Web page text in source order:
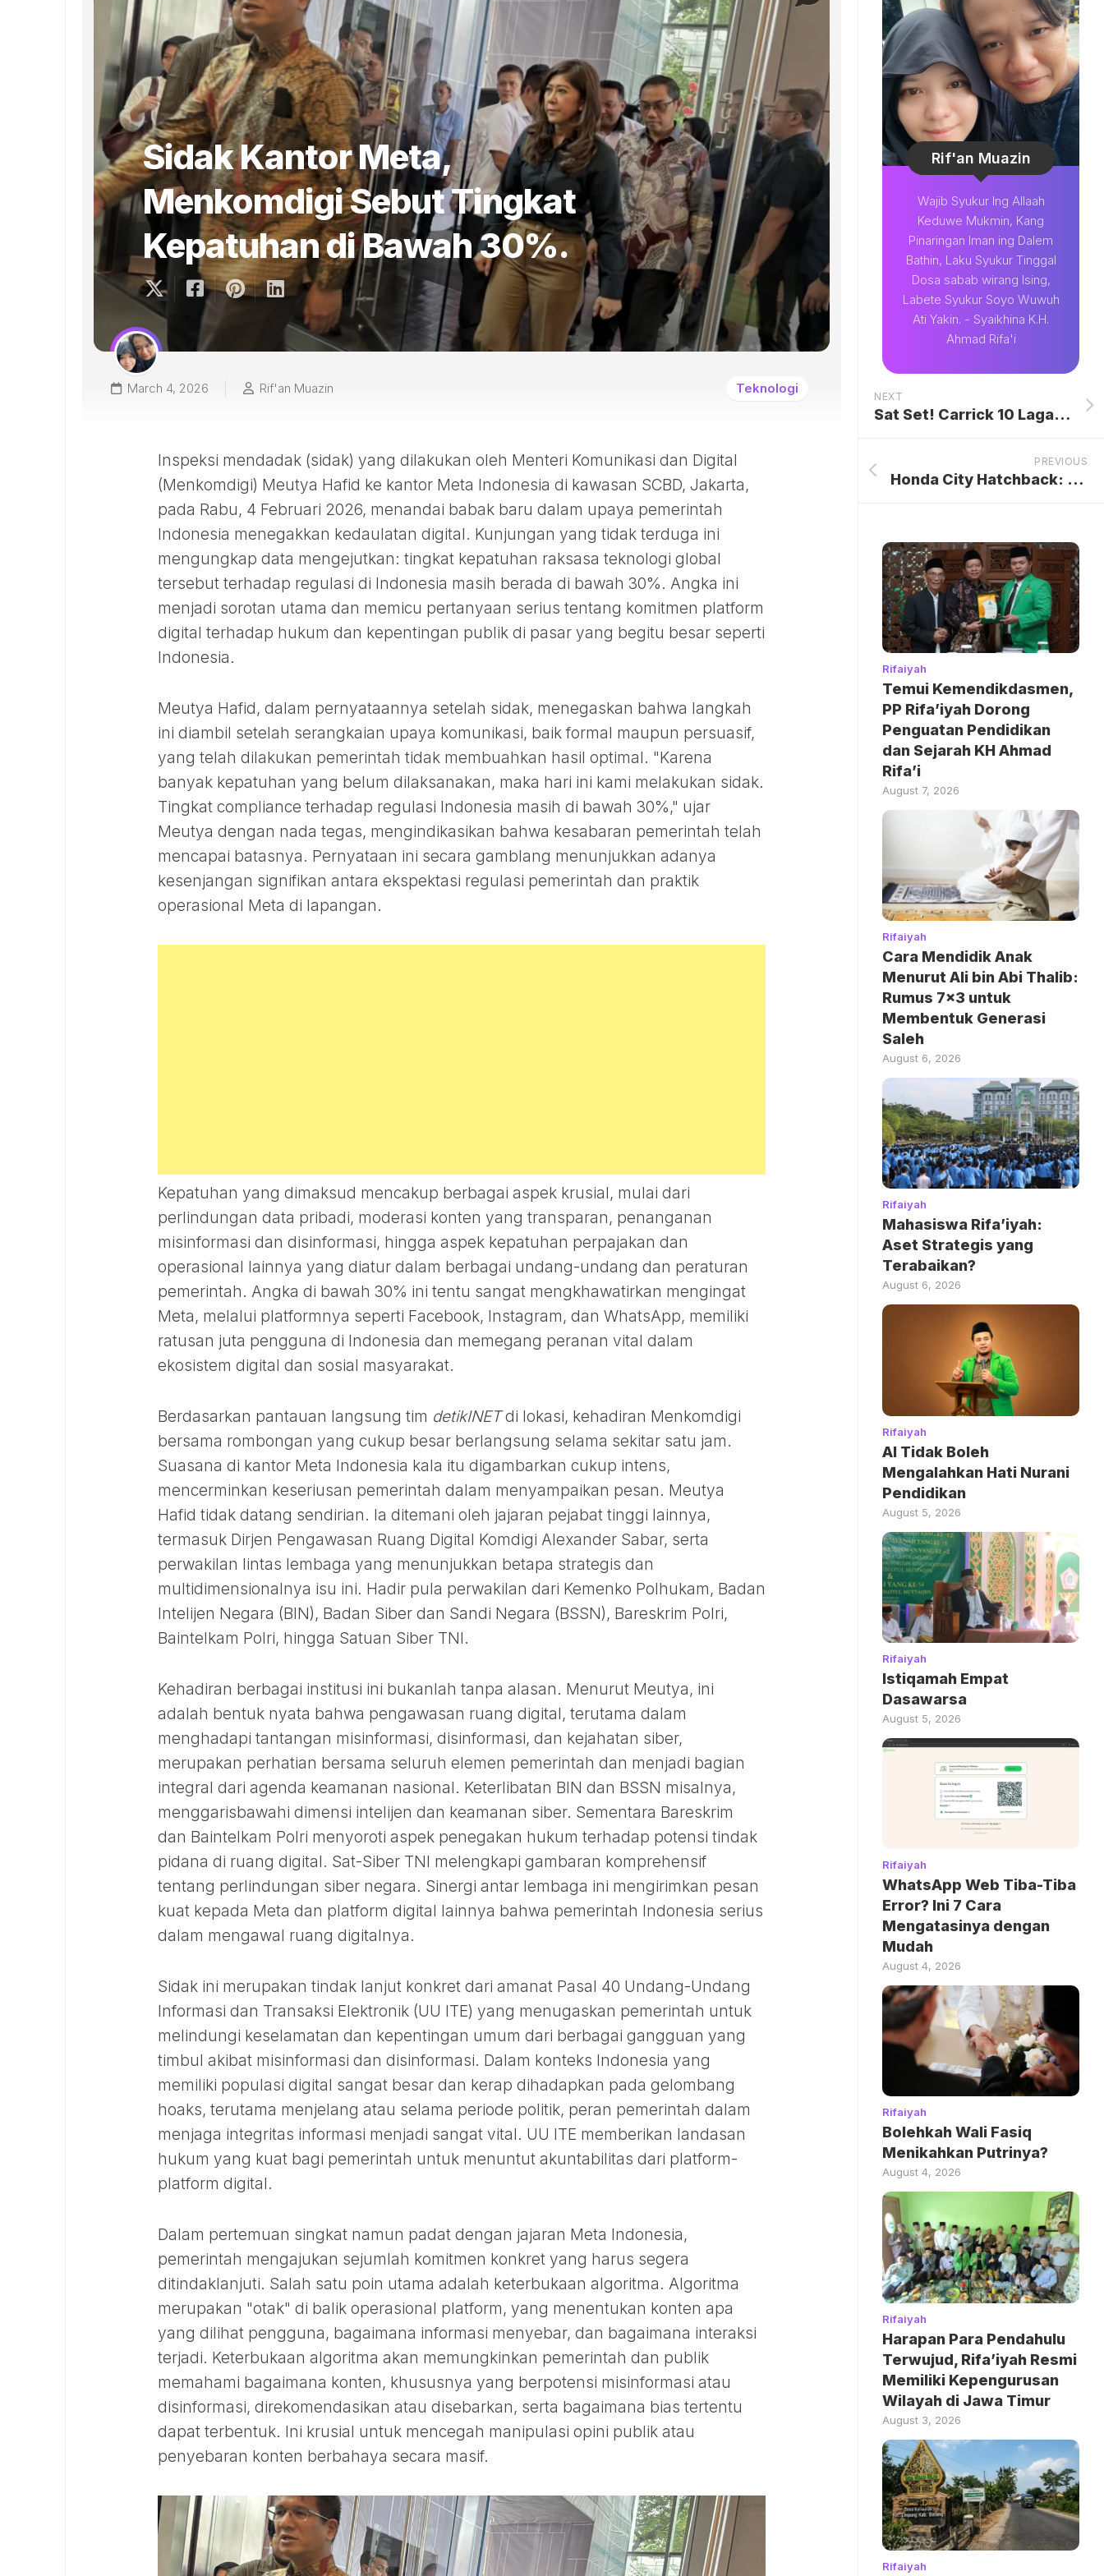
Sidak Kantor Meta,
Menkomdigi Sebut Tingkat
Kepatuhan di Bawah 30%.
March 4, 2026 Rif'an Muazin Teknologi
Inspeksi mendadak (sidak) yang dilakukan oleh Menteri Komunikasi dan Digital
(Menkomdigi) Meutya Hafid ke kantor Meta Indonesia di kawasan SCBD, Jakarta,
pada Rabu, 4 Februari 2026, menandai babak baru dalam upaya pemerintah
Indonesia menegakkan kedaulatan digital. Kunjungan yang tidak terduga ini
mengungkap data mengejutkan: tingkat kepatuhan raksasa teknologi global
tersebut terhadap regulasi di Indonesia masih berada di bawah 30%. Angka ini
menjadi sorotan utama dan memicu pertanyaan serius tentang komitmen platform
digital terhadap hukum dan kepentingan publik di pasar yang begitu besar seperti
Indonesia.
Meutya Hafid, dalam pernyataannya setelah sidak, menegaskan bahwa langkah
ini diambil setelah serangkaian upaya komunikasi, baik formal maupun persuasif,
yang telah dilakukan pemerintah tidak membuahkan hasil optimal. "Karena
banyak kepatuhan yang belum dilaksanakan, maka hari ini kami melakukan sidak.
Tingkat compliance terhadap regulasi Indonesia masih di bawah 30%," ujar
Meutya dengan nada tegas, mengindikasikan bahwa kesabaran pemerintah telah
mencapai batasnya. Pernyataan ini secara gamblang menunjukkan adanya
kesenjangan signifikan antara ekspektasi regulasi pemerintah dan praktik
operasional Meta di lapangan.
Kepatuhan yang dimaksud mencakup berbagai aspek krusial, mulai dari
perlindungan data pribadi, moderasi konten yang transparan, penanganan
misinformasi dan disinformasi, hingga aspek kepatuhan perpajakan dan
operasional lainnya yang diatur dalam berbagai undang-undang dan peraturan
pemerintah. Angka di bawah 30% ini tentu sangat mengkhawatirkan mengingat
Meta, melalui platformnya seperti Facebook, Instagram, dan WhatsApp, memiliki
ratusan juta pengguna di Indonesia dan memegang peranan vital dalam
ekosistem digital dan sosial masyarakat.
Berdasarkan pantauan langsung tim detikINETdi lokasi, kehadiran Menkomdigi
bersama rombongan yang cukup besar berlangsung selama sekitar satu jam.
Suasana di kantor Meta Indonesia kala itu digambarkan cukup intens,
mencerminkan keseriusan pemerintah dalam menyampaikan pesan. Meutya
Hafid tidak datang sendirian. Ia ditemani oleh jajaran pejabat tinggi lainnya,
termasuk Dirjen Pengawasan Ruang Digital Komdigi Alexander Sabar, serta
perwakilan lintas lembaga yang menunjukkan betapa strategis dan
multidimensionalnya isu ini. Hadir pula perwakilan dari Kemenko Polhukam, Badan
Intelijen Negara (BIN), Badan Siber dan Sandi Negara (BSSN), Bareskrim Polri,
Baintelkam Polri, hingga Satuan Siber TNI.
Kehadiran berbagai institusi ini bukanlah tanpa alasan. Menurut Meutya, ini
adalah bentuk nyata bahwa pengawasan ruang digital, terutama dalam
menghadapi tantangan misinformasi, disinformasi, dan kejahatan siber,
merupakan perhatian bersama seluruh elemen pemerintah dan menjadi bagian
integral dari agenda keamanan nasional. Keterlibatan BIN dan BSSN misalnya,
menggarisbawahi dimensi intelijen dan keamanan siber. Sementara Bareskrim
dan Baintelkam Polri menyoroti aspek penegakan hukum terhadap potensi tindak
pidana di ruang digital. Sat-Siber TNI melengkapi gambaran komprehensif
tentang perlindungan siber negara. Sinergi antar lembaga ini mengirimkan pesan
kuat kepada Meta dan platform digital lainnya bahwa pemerintah Indonesia serius
dalam mengawal ruang digitalnya.
Sidak ini merupakan tindak lanjut konkret dari amanat Pasal 40 Undang-Undang
Informasi dan Transaksi Elektronik (UU ITE) yang menugaskan pemerintah untuk
melindungi keselamatan dan kepentingan umum dari berbagai gangguan yang
timbul akibat misinformasi dan disinformasi. Dalam konteks Indonesia yang
memiliki populasi digital sangat besar dan kerap dihadapkan pada gelombang
hoaks, terutama menjelang atau selama periode politik, peran pemerintah dalam
menjaga integritas informasi menjadi sangat vital. UU ITE memberikan landasan
hukum yang kuat bagi pemerintah untuk menuntut akuntabilitas dari platform-
platform digital.
Dalam pertemuan singkat namun padat dengan jajaran Meta Indonesia,
pemerintah mengajukan sejumlah komitmen konkret yang harus segera
ditindaklanjuti. Salah satu poin utama adalah keterbukaan algoritma. Algoritma
merupakan "otak" di balik operasional platform, yang menentukan konten apa
yang dilihat pengguna, bagaimana informasi menyebar, dan bagaimana interaksi
terjadi. Keterbukaan algoritma akan memungkinkan pemerintah dan publik
memahami bagaimana konten, khususnya yang berpotensi misinformasi atau
disinformasi, direkomendasikan atau disebarkan, serta bagaimana bias tertentu
dapat terbentuk. Ini krusial untuk mencegah manipulasi opini publik atau
penyebaran konten berbahaya secara masif.
Rif'an Muazin
Wajib Syukur Ing Allaah
Keduwe Mukmin, Kang
Pinaringan Iman ing Dalem
Bathin, Laku Syukur Tinggal
Dosa sabab wirang Ising,
Labete Syukur Soyo Wuwuh
Ati Yakin. - Syaikhina K.H.
Ahmad Rifa'i
NEXT
Sat Set! Carrick 10 Laga Lebih Cepat ketimbang Amorim
PREVIOUS
Honda City Hatchback: Digadang-gadang Jadi Penerus Jazz, Kini Disetop Produksi
Rifaiyah
Temui Kemendikdasmen,
PP Rifa’iyah Dorong
Penguatan Pendidikan
dan Sejarah KH Ahmad
Rifa’i
August 7, 2026
Rifaiyah
Cara Mendidik Anak
Menurut Ali bin Abi Thalib:
Rumus 7×3 untuk
Membentuk Generasi
Saleh
August 6, 2026
Rifaiyah
Mahasiswa Rifa’iyah:
Aset Strategis yang
Terabaikan?
August 6, 2026
Rifaiyah
AI Tidak Boleh
Mengalahkan Hati Nurani
Pendidikan
August 5, 2026
Rifaiyah
Istiqamah Empat
Dasawarsa
August 5, 2026
Rifaiyah
WhatsApp Web Tiba-Tiba
Error? Ini 7 Cara
Mengatasinya dengan
Mudah
August 4, 2026
Rifaiyah
Bolehkah Wali Fasiq
Menikahkan Putrinya?
August 4, 2026
Rifaiyah
Harapan Para Pendahulu
Terwujud, Rifa’iyah Resmi
Memiliki Kepengurusan
Wilayah di Jawa Timur
August 3, 2026
Rifaiyah